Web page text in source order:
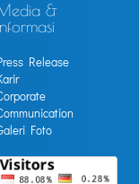
&
Release
Foto